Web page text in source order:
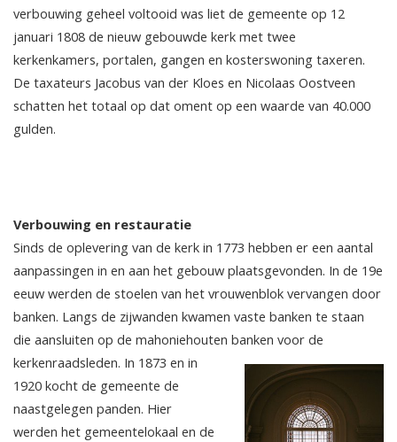
verbouwing geheel voltooid was liet de gemeente op 12
januari 1808 de nieuw gebouwde kerk met twee
kerkenkamers, portalen, gangen en kosterswoning taxeren.
De taxateurs Jacobus van der Kloes en Nicolaas Oostveen
schatten het totaal op dat oment op een waarde van 40.000
gulden.
Verbouwing en restauratie
Sinds de oplevering van de kerk in 1773 hebben er een aantal
aanpassingen in en aan het gebouw plaatsgevonden. In de 19e
eeuw werden de stoelen van het vrouwenblok vervangen door
banken. Langs de zijwanden kwamen vaste banken te staan
die aansluiten op de mahoniehouten banken voor de
kerkenraadsleden. In 1873 en in
1920 kocht de gemeente de
naastgelegen panden. Hier
werden het gemeentelokaal en de